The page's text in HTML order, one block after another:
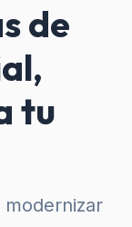
de
tu